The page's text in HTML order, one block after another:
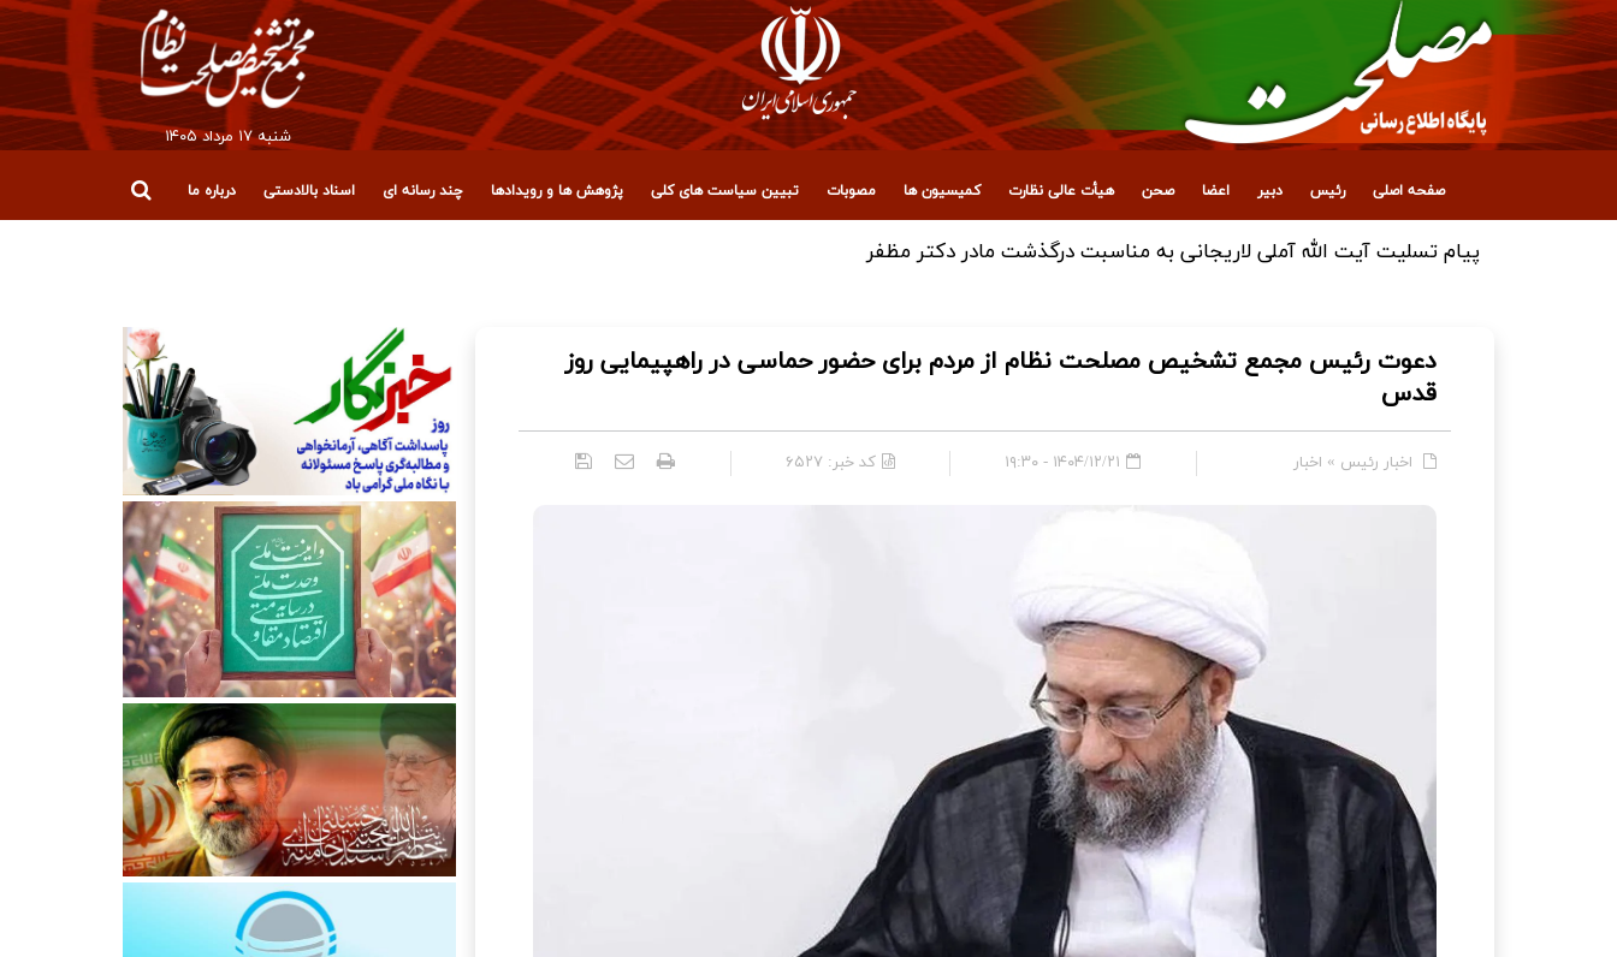
شنبه ۱۷ مرداد ۱۴۰۵
صفحه اصلی رئیس دبیر اعضا صحن هیأت عالی نظارت کمیسیون ها مصوبات تبیین سیاست های کلی پژوهش ها و رویدادها چند رسانه ای اسناد بالادستی درباره ما
دعوت رئیس مجمع تشخیص مصلحت نظام از مردم برای حضور حماسی در راهپیمایی روز
قدس
اخبار رئیس » اخبار ۱۴۰۴/۱۲/۲۱ - ۱۹:۳۰ کد خبر: ۶۵۲۷